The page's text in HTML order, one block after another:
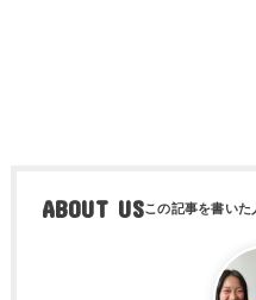
ABOUT US